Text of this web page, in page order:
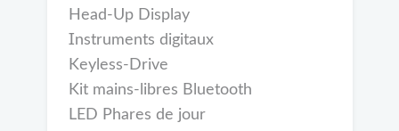
Head-Up Display
Instruments digitaux
Keyless-Drive
Kit mains-libres Bluetooth
LED Phares de jour